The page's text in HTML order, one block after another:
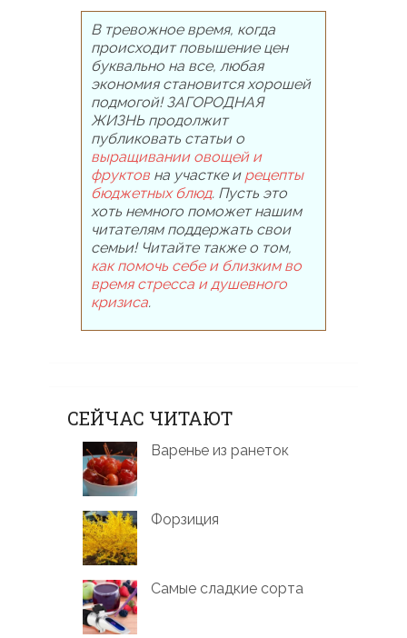
В тревожное время, когда
происходит повышение цен
буквально на все, любая
экономия становится хорошей
подмогой! ЗАГОРОДНАЯ
ЖИЗНЬ продолжит
публиковать статьи о
выращивании овощей и
фруктовна участке и рецепты
бюджетных блюд. Пусть это
хоть немного поможет нашим
читателям поддержать свои
семьи! Читайте также о том,
как помочь себе и близким во
время стресса и душевного
кризиса.
СЕЙЧАС ЧИТАЮТ
Варенье из ранеток
Форзиция
Самые сладкие сорта